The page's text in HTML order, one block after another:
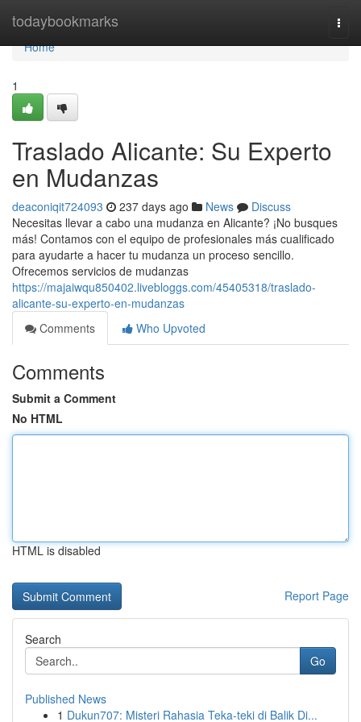
todaybookmarks
Home
Home
1
Traslado Alicante: Su Experto
en Mudanzas
deaconiqit724093 237 days ago News
Discuss
Necesitas llevar a cabo una mudanza en Alicante? ¡No busques
más! Contamos con el equipo de profesionales más cualificado
para ayudarte a hacer tu mudanza un proceso sencillo.
Ofrecemos servicios de mudanzas
https://majaiwqu850402.livebloggs.com/45405318/traslado-
alicante-su-experto-en-mudanzas
Comments
Who Upvoted
Comments
Submit a Comment
No HTML
HTML is disabled
Report Page
Search
Go
Published News
1 Dukun707: Misteri Rahasia Teka-teki di Balik Di...